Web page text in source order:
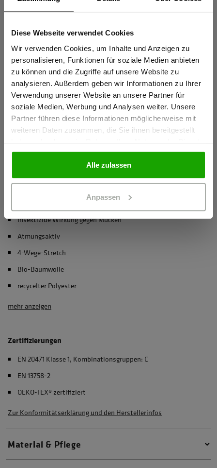
Diese Webseite verwendet Cookies
Wir verwenden Cookies, um Inhalte und Anzeigen zu
personalisieren, Funktionen für soziale Medien anbieten
zu können und die Zugriffe auf unsere Website zu
analysieren. Außerdem geben wir Informationen zu Ihrer
Verwendung unserer Website an unsere Partner für
soziale Medien, Werbung und Analysen weiter. Unsere
Partner führen diese Informationen möglicherweise mit
weiteren Daten zusammen, die Sie ihnen bereitgestellt
gesammelt haben.
Alle zulassen
Anpassen
Sportlicher Schnitt für perfekte Passform
Schulterreflexstreifen für erhöhte Sichtbarkeit
mehr anzeigen
Herstellerangaben
Schöffel PRO GmbH, Albert-Einstein-Strasse 1, 86830
Schwabmünchen, Deutschland
info@schoeffel-pro.com
Materialeigenschaften
Insektizide Wirkung gegen Mücken
Atmungsaktiv
4-Wege-Stretch
Bio-Baumwolle
recycelter Polyester
mehr anzeigen
Zertifizierungen
EN 20471 Klasse 1, Kombinationsgruppen: C
EN 13758-2
OEKO-TEX® zertifiziert
Zur Konformitätserklärung und den Herstellerinfos
Material & Pflege
Sind Sie
Gewerbetreibender?
Ich bestätige, dass ich Gewerbetreibender bin. Alle
Preise werden netto ausgewiesen.